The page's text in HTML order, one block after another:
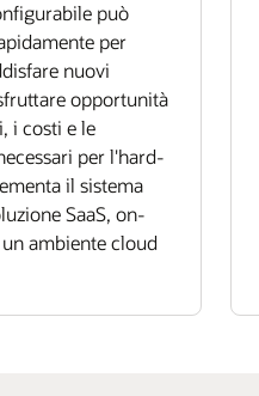
può
per
nuovi
opportunità
i costi e le
per l'hard-
il sistema
SaaS, on-
ambiente cloud